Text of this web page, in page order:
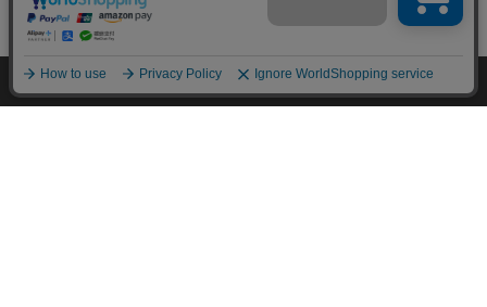
在庫切れ mail_outline入荷したらメールでお知らせ
HOME 探す ログイン お気に入り お知らせ